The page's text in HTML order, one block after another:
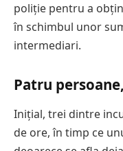
poliție pentru a
în schimbul unor
intermediari.
Patru
Inițial, trei dintre
de ore, în timp ce